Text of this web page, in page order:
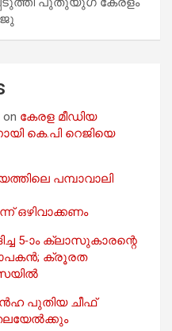
on കേരള മീഡിയ
കെ.പി റെജിയെ
പമ്പാവാലി
ഒഴിവാക്കണം
5-ാം ക്ലാസുകാരന്റെ
ക്രൂരത
പുതിയ ചീഫ്